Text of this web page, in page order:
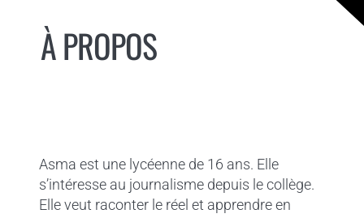
À PROPOS
Asma est une lycéenne de 16 ans. Elle
s’intéresse au journalisme depuis le collège.
Elle veut raconter le réel et apprendre en